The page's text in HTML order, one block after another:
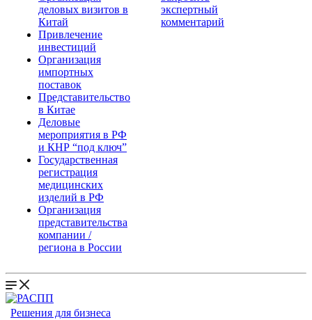
деловых визитов в
Китай
Привлечение
инвестиций
Организация
импортных
поставок
Представительство
в Китае
Деловые
мероприятия в РФ
и КНР “под ключ”
Государственная
регистрация
медицинских
изделий в РФ
Организация
представительства
компании /
региона в России
экспертный
комментарий
Решения для бизнеса